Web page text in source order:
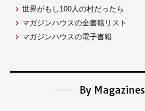
世界がもし100人の村だったら
マガジンハウスの全書籍リスト
マガジンハウスの電子書籍
By Magazines